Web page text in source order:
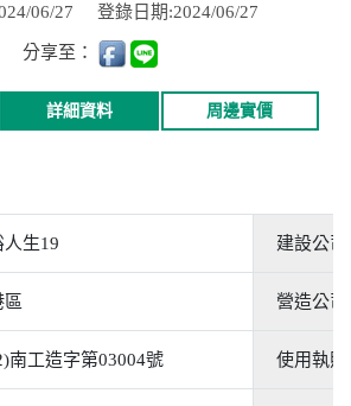
06/27 登錄日期:2024/06/27
分享至：
詳細資料 周邊實價
人生19 建設公司
區 營造公司
南工造字第03004號 使用執照